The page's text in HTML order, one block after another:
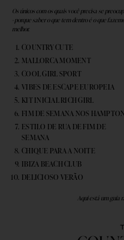
Os únicos com os quais você precisa se
- porque saber o que tem dentro é o que
melhor.
COUNTRY CUTE
MALLORCA MOMENT
COOL GIRL SPORT
VIBES DE ESCAPE EUROPEIA
KIT INICIAL RICH GIRL
FIM DE SEMANA NOS
ESTILO DE RUA DE FIM DE
SEMANA
CHIQUE PARA A NOITE
IBIZA BEACH CLUB
DELICIOSO VERÃO
Aqui está um guia